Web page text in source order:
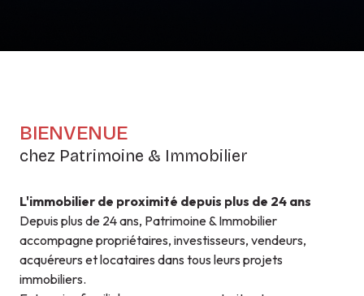
BIENVENUE
chez Patrimoine & Immobilier
L'immobilier de proximité depuis plus de 24 ans
Depuis plus de 24 ans, Patrimoine & Immobilier
accompagne propriétaires, investisseurs, vendeurs,
acquéreurs et locataires dans tous leurs projets
immobiliers.